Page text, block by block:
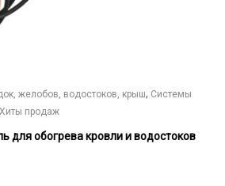
желобов, водостоков, крыш, Системы
Хиты продаж
для обогрева кровли и водостоков